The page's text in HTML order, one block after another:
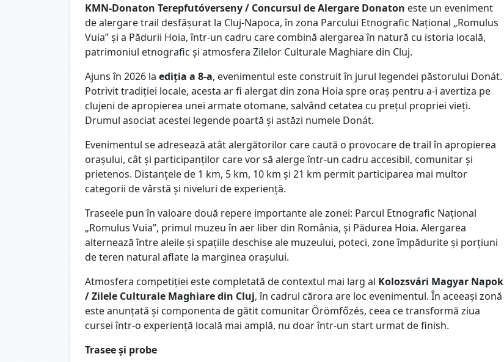
KMN-Donaton Terepfutóverseny / Concursul de Alergare Donaton este un eveniment
de alergare trail desfășurat la Cluj-Napoca, în zona Parcului Etnografic Național „Romulus
Vuia” și a Pădurii Hoia, într-un cadru care combină alergarea în natură cu istoria locală,
patrimoniul etnografic și atmosfera Zilelor Culturale Maghiare din Cluj.
Ajuns în 2026 la ediția a 8-a, evenimentul este construit în jurul legendei păstorului Donát.
Potrivit tradiției locale, acesta ar fi alergat din zona Hoia spre oraș pentru a-i avertiza pe
clujeni de apropierea unei armate otomane, salvând cetatea cu prețul propriei vieți.
Drumul asociat acestei legende poartă și astăzi numele Donát.
Evenimentul se adresează atât alergătorilor care caută o provocare de trail în apropierea
orașului, cât și participanților care vor să alerge într-un cadru accesibil, comunitar și
prietenos. Distanțele de 1 km, 5 km, 10 km și 21 km permit participarea mai multor
categorii de vârstă și niveluri de experiență.
Traseele pun în valoare două repere importante ale zonei: Parcul Etnografic Național
„Romulus Vuia”, primul muzeu în aer liber din România, și Pădurea Hoia. Alergarea
alternează între aleile și spațiile deschise ale muzeului, poteci, zone împădurite și porțiuni
de teren natural aflate la marginea orașului.
Atmosfera competiției este completată de contextul mai larg al Kolozsvári Magyar Napok
/ Zilele Culturale Maghiare din Cluj, în cadrul cărora are loc evenimentul. În aceeași zonă
este anunțată și componenta de gătit comunitar Örömfőzés, ceea ce transformă ziua
cursei într-o experiență locală mai amplă, nu doar într-un start urmat de finish.
Trasee și probe